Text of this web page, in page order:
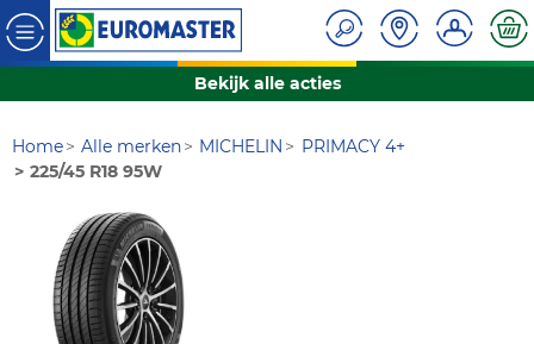
Bekijk alle acties
Home Alle merken MICHELIN
PRIMACY 4+
225/45 R18 95W